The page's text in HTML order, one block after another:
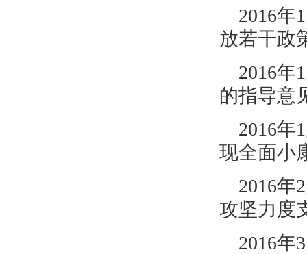
2016年
放若干政
2016年
的指导意
2016年
现全面小
2016年
攻坚力度
2016年